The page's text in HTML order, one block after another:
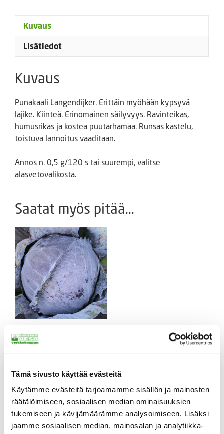
Tämä sivusto käyttää evästeitä
Käytämme evästeitä tarjoamamme sisällön ja mainosten
räätälöimiseen, sosiaalisen median ominaisuuksien
tukemiseen ja kävijämäärämme analysoimiseen. Lisäksi
jaamme sosiaalisen median, mainosalan ja analytiikka-
Kuvaus
Lisätiedot
Kuvaus
Punakaali Langendijker. Erittäin myöhään kypsyvä
lajike. Kiinteä. Erinomainen säilyvyys. Ravinteikas,
humusrikas ja kostea puutarhamaa. Runsas kastelu,
toistuva lannoitus vaaditaan.
Annos n. 0,5 g/120 s tai suurempi, valitse
alasvetovalikosta.
Saatat myös pitää...
Punakaali Langendijker
5 g
Tutustu myös